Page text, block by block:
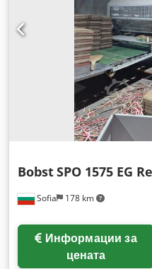
Sofia 178 km
BobstSPO 1575 EG
цената